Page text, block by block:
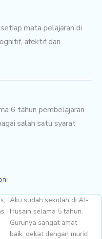
mata pelajaran di
afektif dan
6 tahun pembelajaran.
salah satu syarat
Aku sudah sekolah di Al-
Husain selama 5 tahun.
Gurunya sangat amat
baik, dekat dengan murid